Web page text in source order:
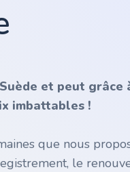
et peut
imbattables !
que nous
le